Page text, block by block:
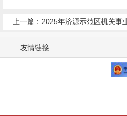
上一篇：2025年济源示范区机关
友情链接